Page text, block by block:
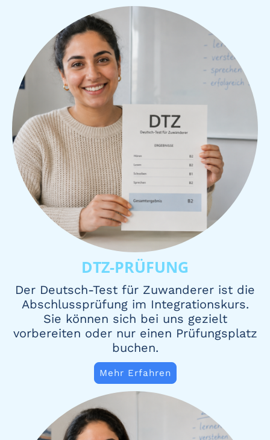
DTZ-PRÜFUNG
Der Deutsch-Test für Zuwanderer ist die
Abschlussprüfung im Integrationskurs.
Sie können sich bei uns gezielt
vorbereiten oder nur einen Prüfungsplatz
buchen.
Mehr Erfahren